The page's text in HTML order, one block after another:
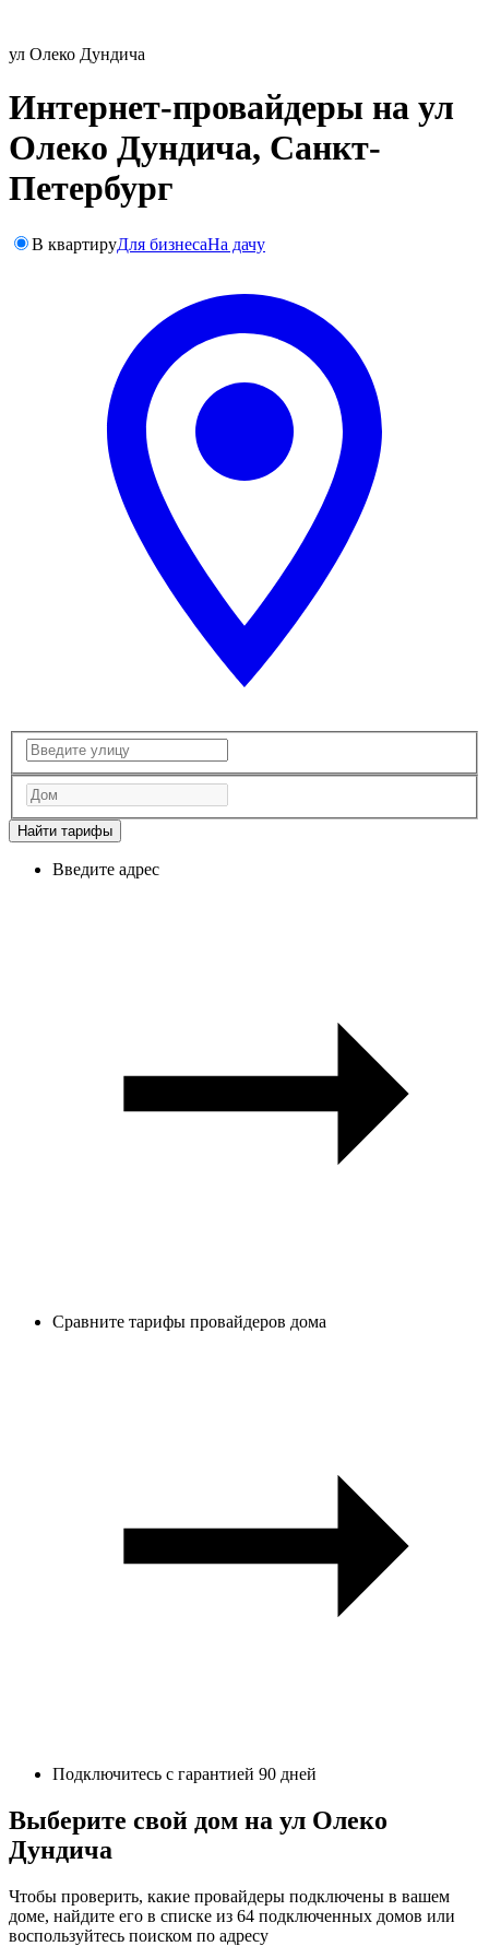
ул Олеко Дундича
Интернет-провайдеры на ул
Олеко Дундича, Санкт-
Петербург
В квартируДля бизнесаНа дачу
Найти тарифы
Введите адрес
Сравните тарифы провайдеров дома
Подключитесь с гарантией 90 дней
Выберите свой дом на ул Олеко
Дундича
Чтобы проверить, какие провайдеры подключены в вашем
доме, найдите его в списке из 64 подключенных домов или
воспользуйтесь поиском по адресу